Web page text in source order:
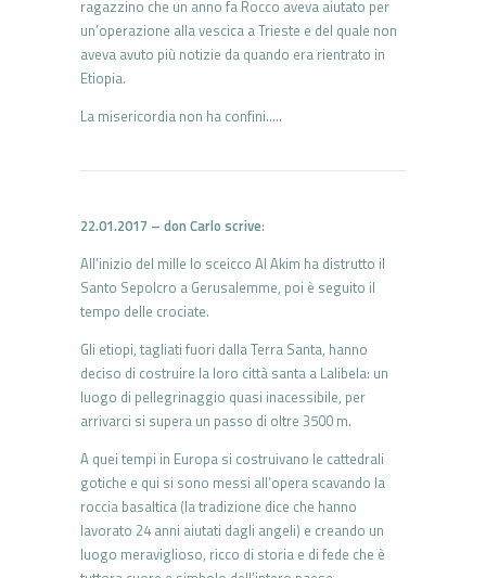
ragazzino che un anno fa Rocco aveva aiutato per
un’operazione alla vescica a Trieste e del quale non
aveva avuto più notizie da quando era rientrato in
Etiopia.
La misericordia non ha confini…..
22.01.2017 – don Carlo scrive:
All’inizio del mille lo sceicco Al Akim ha distrutto il
Santo Sepolcro a Gerusalemme, poi è seguito il
tempo delle crociate.
Gli etiopi, tagliati fuori dalla Terra Santa, hanno
deciso di costruire la loro città santa a Lalibela: un
luogo di pellegrinaggio quasi inacessibile, per
arrivarci si supera un passo di oltre 3500 m.
A quei tempi in Europa si costruivano le cattedrali
gotiche e qui si sono messi all’opera scavando la
roccia basaltica (la tradizione dice che hanno
lavorato 24 anni aiutati dagli angeli) e creando un
luogo meraviglioso, ricco di storia e di fede che è